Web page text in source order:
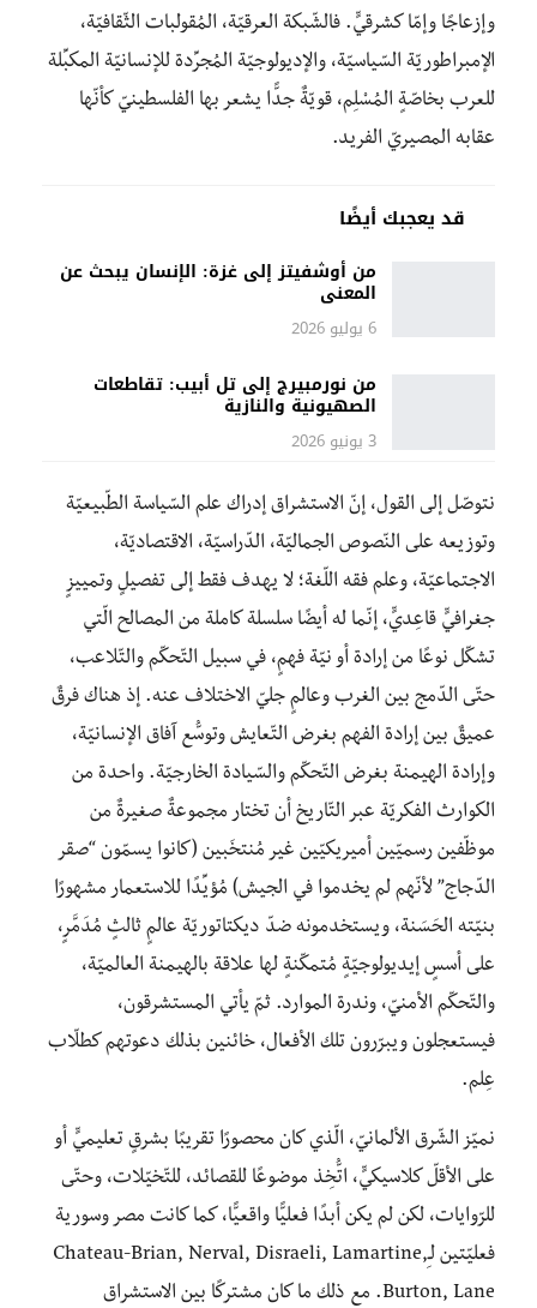
وإزعاجًا وإمّا كشرقيٍّ. فالشّبكة العرقيّة، المُقولبات الثّقافيّة،
الإمبراطوريّة السّياسيّة، والإديولوجيّة المُجرِّدة للإنسانيّة المكبِّلة
للعرب بخاصّةٍ المُسْلِم، قويّةٌ جدًّا يشعر بها الفلسطينيّ كأنّها
عقابه المصيريّ الفريد.
قد يعجبك أيضًا
من أوشفيتز إلى غزة: الإنسان يبحث عن
المعنى
6 يوليو 2026
من نورمبيرج إلى تل أبيب: تقاطعات
الصهيونية والنازية
3 يونيو 2026
نتوصّل إلى القول، إنّ الاستشراق إدراك علم السّياسة الطّبيعيّة
وتوزيعه على النّصوص الجماليّة، الدّراسيّة، الاقتصاديّة،
الاجتماعيّة، وعلم فقه اللّغة؛ لا يهدف فقط إلى تفصيلٍ وتمييزٍ
جغرافيٍّ قاعِديٍّ، إنّما له أيضًا سلسلة كاملة من المصالح الّتي
تشكّل نوعًا من إرادة أو نيّة فهمٍ، في سبيل التّحكّم والتّلاعب،
حتّى الدّمج بين الغرب وعالمٍ جليّ الاختلاف عنه. إذ هناك فرقٌ
عميقٌ بين إرادة الفهم بغرض التّعايش وتوسُّع آفاق الإنسانيّة،
وإرادة الهيمنة بغرض التّحكّم والسّيادة الخارجيّة. واحدة من
الكوارث الفكريّة عبر التّاريخ أن تختار مجموعةٌ صغيرةٌ من
موظّفين رسميّين أميريكيّين غير مُنتخَبين (كانوا يسمّون “صقر
الدّجاج” لأنّهم لم يخدموا في الجيش) مُؤيِّدًا للاستعمار مشهورًا
بنيّته الحَسَنة، ويستخدمونه ضدّ ديكتاتوريّة عالمٍ ثالثٍ مُدَمَّرٍ،
على أسسٍ إيديولوجيّةٍ مُتمكّنةٍ لها علاقة بالهيمنة العالميّة،
والتّحكّم الأمنيّ، وندرة الموارد. ثمّ يأتي المستشرقون،
فيستعجلون ويبرّرون تلك الأفعال، خائنين بذلك دعوتهم كطلّاب
عِلم.
نميّز الشّرق الألمانيّ، الّذي كان محصورًا تقريبًا بشرقٍ تعليميٍّ أو
على الأقلّ كلاسيكيٍّ، اتُّخِذ موضوعًا للقصائد، للتّخيّلات، وحتّى
للرّوايات، لكن لم يكن أبدًا فعليًّا واقعيًّا، كما كانت مصر وسورية
فعليّتين لـِChateau-Brian, Nerval, Disraeli, Lamartine,
Burton, Lane. مع ذلك ما كان مشتركًا بين الاستشراق